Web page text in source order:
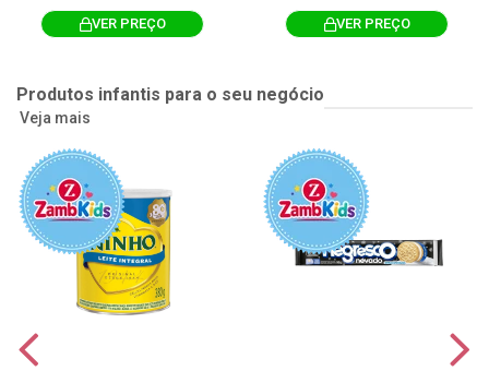
VER PREÇO VER PREÇO
Produtos infantis para o seu negócio
Veja mais